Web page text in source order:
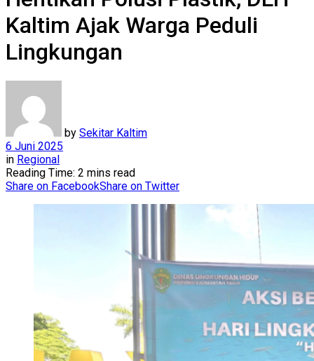
Kaltim Ajak Warga Peduli
Lingkungan
by Sekitar Kaltim
6 Juni 2025
in Regional
Reading Time: 2 mins read
Share on FacebookShare on Twitter